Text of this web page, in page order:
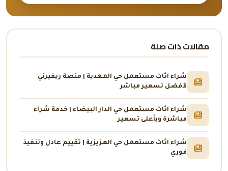
مقالات ذات صلة
شراء اثاث مستعمل حي المهدية | منصة ريفيرني
لأفضل تسعير مباشر
شراء اثاث مستعمل حي الدار البيضاء | خدمة شراء
مباشرة وبأعلى تسعير
شراء اثاث مستعمل حي العزيزية | تقييم عادل وتنفيذ
فوري